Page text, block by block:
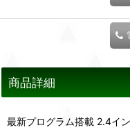
商品詳細
最新プログラム搭載 2.4イ